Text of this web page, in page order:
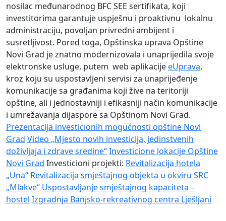
nosilac međunarodnog BFC SEE sertifikata, koji
investitorima garantuje uspješnu i proaktivnu lokalnu
administraciju, povoljan privredni ambijent i
susretljivost. Pored toga, Opštinska uprava Opštine
Novi Grad je znatno modernizovala i unaprijedila svoje
elektronske usluge, putem web aplikacijeeUprava,
kroz koju su uspostavljeni servisi za unaprijeđenje
komunikacije sa građanima koji žive na teritoriji
opštine, ali i jednostavniji i efikasniji način komunikacije
i umrežavanja dijaspore sa Opštinom Novi Grad.
Prezentacija investicionih mogućnosti opštine Novi
Grad Video „Mjesto novih investicija, jedinstvenih
doživljaja i zdrave sredine“Investicione lokacije Opštine
Novi Grad Investicioni projekti: Revitalizacija hotela
„Una“ Revitalizacija smještajnog objekta u okviru SRC
„Mlakve“ Uspostavlјanje smještajnog kapaciteta –
hostel Izgradnja Banjsko-rekreativnog centra Lješlјani